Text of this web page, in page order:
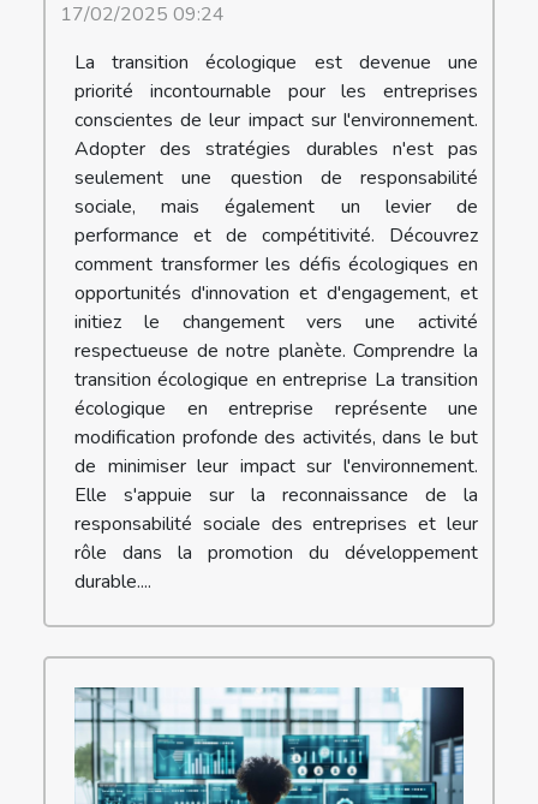
17/02/2025 09:24
La transition écologique est devenue une
priorité incontournable pour les entreprises
conscientes de leur impact sur l'environnement.
Adopter des stratégies durables n'est pas
seulement une question de responsabilité
sociale, mais également un levier de
performance et de compétitivité. Découvrez
comment transformer les défis écologiques en
opportunités d'innovation et d'engagement, et
initiez le changement vers une activité
respectueuse de notre planète. Comprendre la
transition écologique en entreprise La transition
écologique en entreprise représente une
modification profonde des activités, dans le but
de minimiser leur impact sur l'environnement.
Elle s'appuie sur la reconnaissance de la
responsabilité sociale des entreprises et leur
rôle dans la promotion du développement
durable....